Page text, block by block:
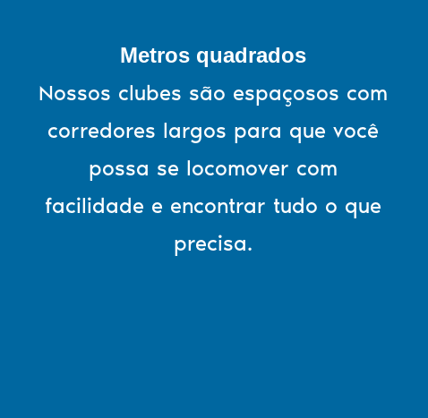
Metros quadrados
Nossos clubes são espaçosos com
corredores largos para que você
possa se locomover com
facilidade e encontrar tudo o que
precisa.